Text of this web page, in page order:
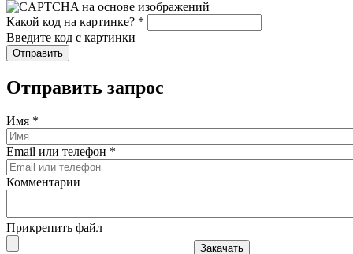
Какой код на картинке? *
Введите код с картинки
Отправить запрос
Имя *
Email или телефон *
Комментарии
Прикрепить файл